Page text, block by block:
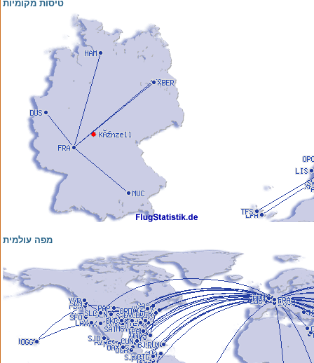
טיסות מקומיות
מפה עולמית